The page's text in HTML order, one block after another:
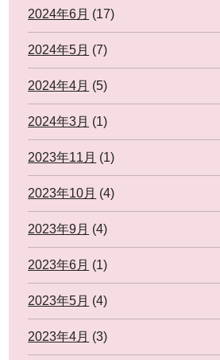
2024年6月 (17)
2024年5月 (7)
2024年4月 (5)
2024年3月 (1)
2023年11月 (1)
2023年10月 (4)
2023年9月 (4)
2023年6月 (1)
2023年5月 (4)
2023年4月 (3)